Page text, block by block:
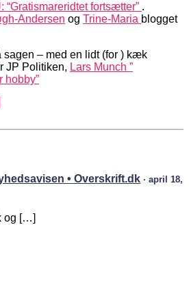
“Gratismareridtet fortsætter” .
Andersen og Trine-Maria blogget
sagen – med en lidt (for ) kæk
JP Politiken, Lars Munch ”
hobby”
• Overskrift.dk · april 18,
og […]